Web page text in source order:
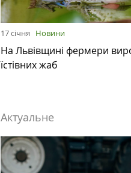
17 січня Новини
На Львівщині фермери
їстівних жаб
Актуальне